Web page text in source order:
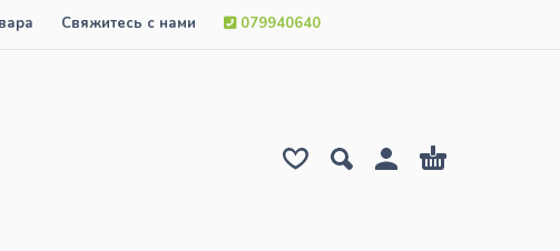
Свяжитесь с нами 079940640